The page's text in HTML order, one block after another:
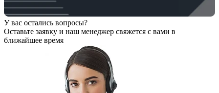
У вас остались вопросы?
Оставьте заявку и наш менеджер свяжется с вами в
ближайшее время